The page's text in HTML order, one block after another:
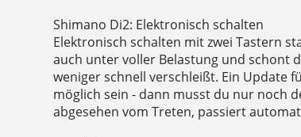
Shimano Di2: Elektronisch schalten
Elektronisch schalten mit zwei Tastern
auch unter voller Belastung und schont
weniger schnell verschleißt. Ein Update
möglich sein - dann musst du nur noch
abgesehen vom Treten, passiert